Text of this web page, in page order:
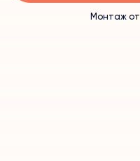
Монтаж от